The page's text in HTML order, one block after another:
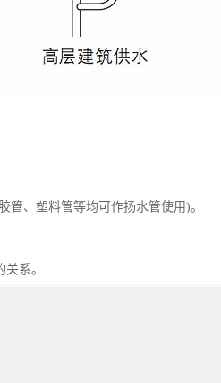
管、塑料管等均可作扬水管使用)。
系。